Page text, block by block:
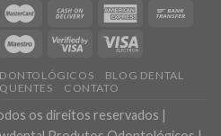
BLOG DENTAL
CONTATO
os direitos reservados |